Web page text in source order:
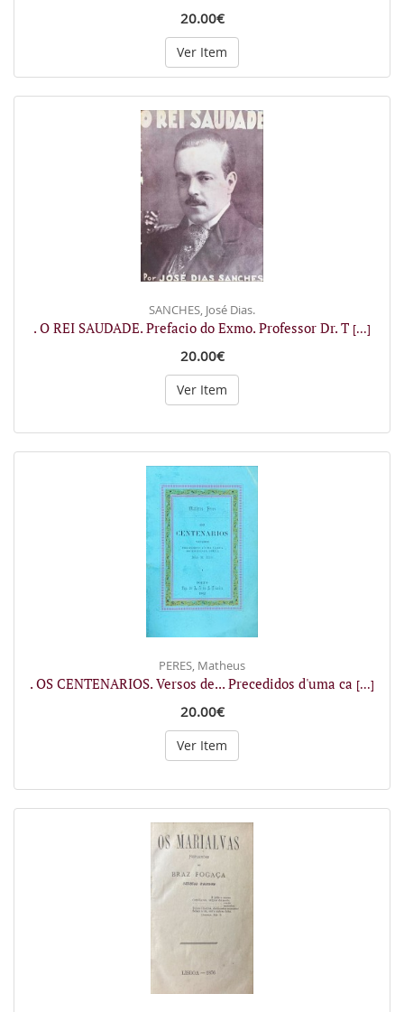
20.00€
Ver Item
SANCHES, José Dias.
. O REI SAUDADE. Prefacio do Exmo. Professor Dr. T [...]
20.00€
Ver Item
PERES, Matheus
. OS CENTENARIOS. Versos de... Precedidos d'uma ca [...]
20.00€
Ver Item